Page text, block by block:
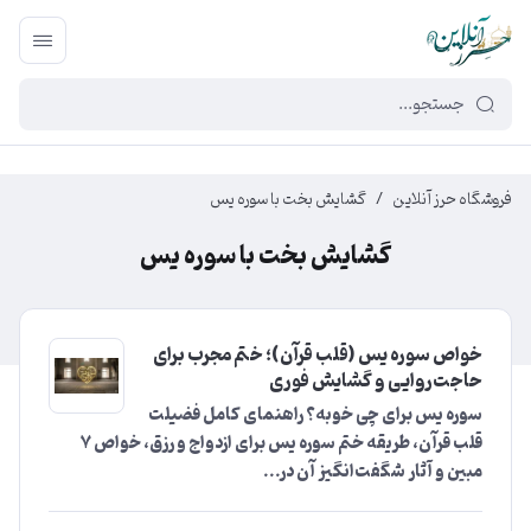
449f43cf-3da2-4422-bb12-2566cb5b8b05
فروشگاه حرز آنلاین / گشایش بخت با سوره یس
گشایش بخت با سوره یس
خواص سوره یس (قلب قرآن)؛ ختم مجرب برای
حاجت‌روایی و گشایش فوری
سوره یس برای چی خوبه؟ راهنمای کامل فضیلت
قلب قرآن، طریقه ختم سوره یس برای ازدواج و رزق، خواص 7
مبین و آثار شگفت‌انگیز آن در...